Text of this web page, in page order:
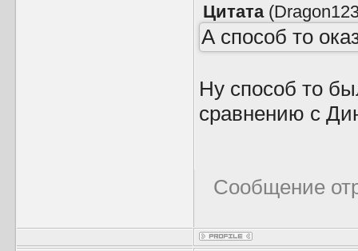
Цитата(
А способ то
Ну способ то
сравнению с
Сообщение